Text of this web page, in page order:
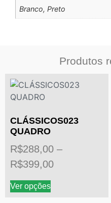
Branco, Preto
Produtos
CLÁSSICOS023
QUADRO
R$288,00 –
R$399,00
Ver opções